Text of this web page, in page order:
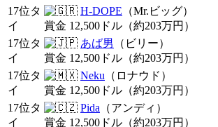
17位タ
イ
H-DOPE （Mr.ビッグ）
賞金 12,500ドル（約203万円）
17位タ
イ
あば男
（ビリー）
賞金 12,500ドル（約203万円）
17位タ
イ
Neku （ロナウド）
賞金 12,500ドル（約203万円）
17位タ
イ
Pida （アンディ）
賞金 12,500ドル（約203万円）